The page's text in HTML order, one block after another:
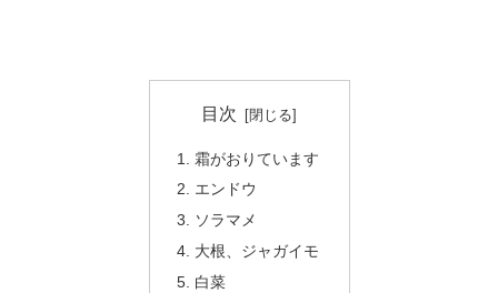
目次
霜がおりています
エンドウ
ソラマメ
大根、ジャガイモ
白菜